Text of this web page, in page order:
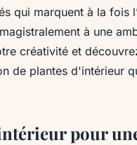
qui marquent à la fois
à une
créativité et
de plantes d'intérieur
pour